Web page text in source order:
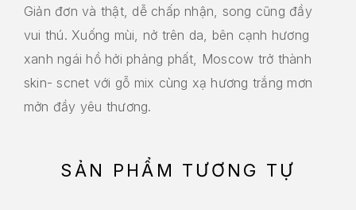
Giản đơn và thật, dễ chấp nhận, song cũng đầy
vui thú. Xuống mùi, nở trên da, bên cạnh hương
xanh ngái hồ hởi phảng phất, Moscow trở thành
skin- scnet với gỗ mix cùng xạ hương trắng mơn
mởn đầy yêu thương.
SẢN PHẨM TƯƠNG TỰ